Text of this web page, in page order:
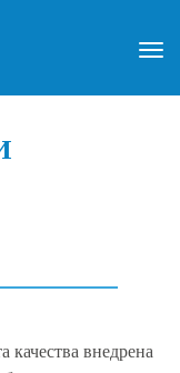
внедрена